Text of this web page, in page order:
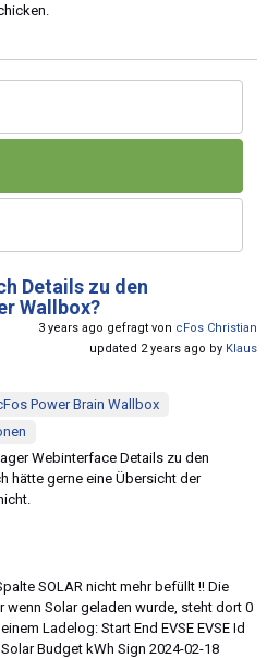
Details zu den
Wallbox?
3 years ago gefragt von cFos Christian
updated 2 years ago by Klaus
Power Brain Wallbox
Webinterface Details zu den
hätte gerne eine Übersicht der
SOLAR nicht mehr befüllt !! Die
wenn Solar geladen wurde, steht dort 0
Ladelog: Start End EVSE EVSE Id
Budget kWh Sign 2024-02-18